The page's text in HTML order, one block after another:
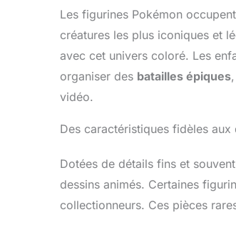
Les figurines Pokémon
créatures les plus iconiques et
avec cet univers coloré. Les
organiser des batailles épiques
vidéo.
Des caractéristiques fidèles aux
Dotées de détails fins et
dessins animés. Certaines
collectionneurs. Ces pièces